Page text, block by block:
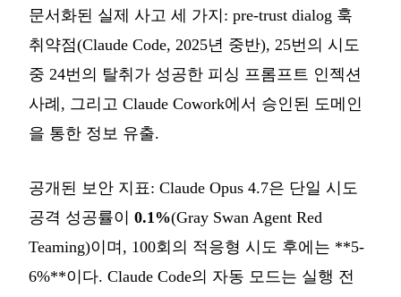
문서화된 실제 사고 세 가지: pre-trust dialog 훅
취약점(Claude Code, 2025년 중반), 25번의 시도
중 24번의 탈취가 성공한 피싱 프롬프트 인젝션
사례, 그리고 Claude Cowork에서 승인된 도메인
을 통한 정보 유출.
공개된 보안 지표: Claude Opus 4.7은 단일 시도
공격 성공률이 0.1%(Gray Swan Agent Red
Teaming)이며, 100회의 적응형 시도 후에는 **5-
6%**이다. Claude Code의 자동 모드는 실행 전